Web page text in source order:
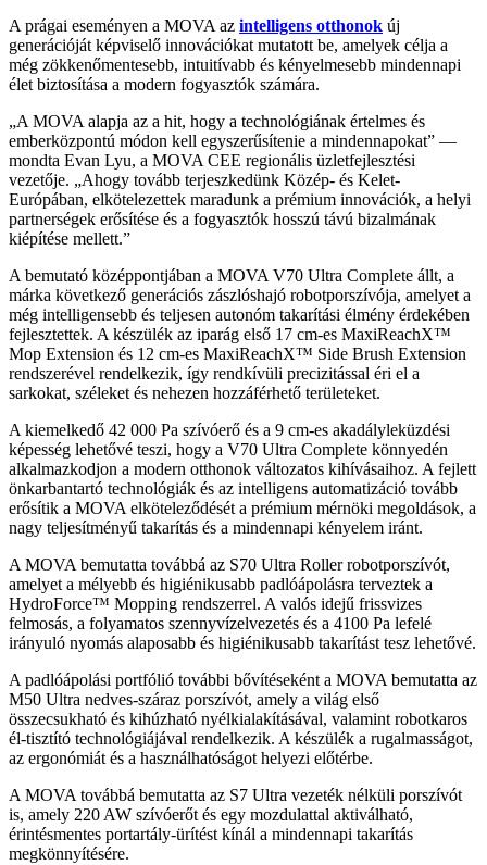
A prágai eseményen a MOVA az intelligens otthonok új
generációját képviselő innovációkat mutatott be, amelyek célja a
még zökkenőmentesebb, intuitívabb és kényelmesebb mindennapi
élet biztosítása a modern fogyasztók számára.
„A MOVA alapja az a hit, hogy a technológiának értelmes és
emberközpontú módon kell egyszerűsítenie a mindennapokat” —
mondta Evan Lyu, a MOVA CEE regionális üzletfejlesztési
vezetője. „Ahogy tovább terjeszkedünk Közép- és Kelet-
Európában, elkötelezettek maradunk a prémium innovációk, a helyi
partnerségek erősítése és a fogyasztók hosszú távú bizalmának
kiépítése mellett.”
A bemutató középpontjában a MOVA V70 Ultra Complete állt, a
márka következő generációs zászlóshajó robotporszívója, amelyet a
még intelligensebb és teljesen autonóm takarítási élmény érdekében
fejlesztettek. A készülék az iparág első 17 cm-es MaxiReachX™
Mop Extension és 12 cm-es MaxiReachX™ Side Brush Extension
rendszerével rendelkezik, így rendkívüli precizitással éri el a
sarkokat, széleket és nehezen hozzáférhető területeket.
A kiemelkedő 42 000 Pa szívóerő és a 9 cm-es akadályleküzdési
képesség lehetővé teszi, hogy a V70 Ultra Complete könnyedén
alkalmazkodjon a modern otthonok változatos kihívásaihoz. A fejlett
önkarbantartó technológiák és az intelligens automatizáció tovább
erősítik a MOVA elköteleződését a prémium mérnöki megoldások, a
nagy teljesítményű takarítás és a mindennapi kényelem iránt.
A MOVA bemutatta továbbá az S70 Ultra Roller robotporszívót,
amelyet a mélyebb és higiénikusabb padlóápolásra terveztek a
HydroForce™ Mopping rendszerrel. A valós idejű frissvizes
felmosás, a folyamatos szennyvízelvezetés és a 4100 Pa lefelé
irányuló nyomás alaposabb és higiénikusabb takarítást tesz lehetővé.
A padlóápolási portfólió további bővítéseként a MOVA bemutatta az
M50 Ultra nedves-száraz porszívót, amely a világ első
összecsukható és kihúzható nyélkialakításával, valamint robotkaros
él-tisztító technológiájával rendelkezik. A készülék a rugalmasságot,
az ergonómiát és a használhatóságot helyezi előtérbe.
A MOVA továbbá bemutatta az S7 Ultra vezeték nélküli porszívót
is, amely 220 AW szívóerőt és egy mozdulattal aktiválható,
érintésmentes portartály-ürítést kínál a mindennapi takarítás
megkönnyítésére.